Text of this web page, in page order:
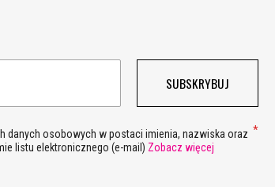
SUBSKRYBUJ
danych osobowych w postaci imienia, nazwiska oraz
listu elektronicznego (e-mail) Zobacz więcej